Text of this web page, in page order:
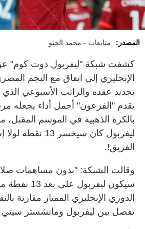
المصدر: متابعات - محمد الحتو
كشفت شبكة "ليفربول دوت كوم"
الإنجليزي إلى اتفاق مع النجم
تجديد عقده والراتب الأسبوعي
يقدم "الفرعون" أجمل أداء يجعله
بالكرة الذهبية في الموسم المقبل،
ليفربول كان
الفريق!.
وقالت الشبكة: "بدون مساهمات
سيكون
الدوري الإنجليزي الممتاز مقارنة
تفصل بين ليفربول ومانشستر